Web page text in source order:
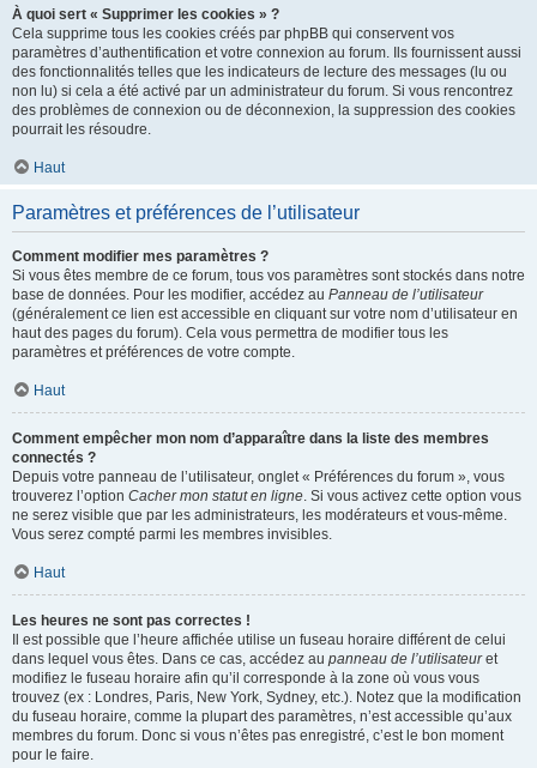
À quoi sert « Supprimer les cookies » ?
Cela supprime tous les cookies créés par phpBB qui conservent vos
paramètres d’authentification et votre connexion au forum. Ils fournissent aussi
des fonctionnalités telles que les indicateurs de lecture des messages (lu ou
non lu) si cela a été activé par un administrateur du forum. Si vous rencontrez
des problèmes de connexion ou de déconnexion, la suppression des cookies
pourrait les résoudre.
Haut
Paramètres et préférences de l’utilisateur
Comment modifier mes paramètres ?
Si vous êtes membre de ce forum, tous vos paramètres sont stockés dans notre
base de données. Pour les modifier, accédez au Panneau de l’utilisateur
(généralement ce lien est accessible en cliquant sur votre nom d’utilisateur en
haut des pages du forum). Cela vous permettra de modifier tous les
paramètres et préférences de votre compte.
Haut
Comment empêcher mon nom d’apparaître dans la liste des membres
connectés ?
Depuis votre panneau de l’utilisateur, onglet « Préférences du forum », vous
trouverez l’option Cacher mon statut en ligne. Si vous activez cette option vous
ne serez visible que par les administrateurs, les modérateurs et vous-même.
Vous serez compté parmi les membres invisibles.
Haut
Les heures ne sont pas correctes !
Il est possible que l’heure affichée utilise un fuseau horaire différent de celui
dans lequel vous êtes. Dans ce cas, accédez au panneau de l’utilisateuret
modifiez le fuseau horaire afin qu’il corresponde à la zone où vous vous
trouvez (ex : Londres, Paris, New York, Sydney, etc.). Notez que la modification
du fuseau horaire, comme la plupart des paramètres, n’est accessible qu’aux
membres du forum. Donc si vous n’êtes pas enregistré, c’est le bon moment
pour le faire.